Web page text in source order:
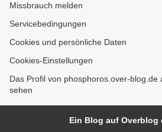
Missbrauch melden
Servicebedingungen
Cookies und persönliche Daten
Cookies-Einstellungen
Das Profil von phosphoros.over-blog.de
sehen
Ein Blog auf Overblog